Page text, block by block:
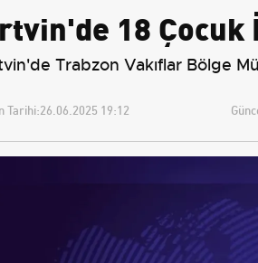
18
Trabzon Vakıflar Bölge
Tarihi:26.06.2025 19:12